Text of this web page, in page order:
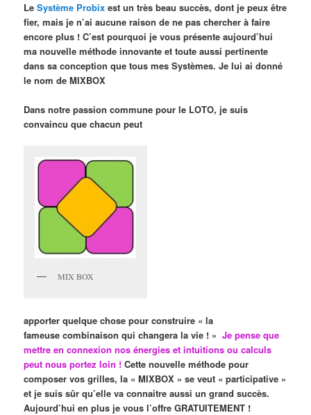
LeSystème Probix est un très beau succès, dont je peux être
fier, mais je n’ai aucune raison de ne pas chercher à faire
encore plus ! C’est pourquoi je vous présente aujourd’hui
ma nouvelle méthode innovante et toute aussi pertinente
dans sa conception que tous mes Systèmes. Je lui ai donné
le nom de MIXBOX
Dans notre passion commune pour le LOTO, je suis
convaincu que chacun peut
MIX BOX
apporter quelque chose pour construire « la
fameuse combinaison qui changera la vie ! »Je pense que
mettre en connexion nos énergies et intuitions ou calculs
peut nous portez loin ! Cette nouvelle méthode pour
composer vos grilles, la « MIXBOX » se veut « participative »
et je suis sûr qu’elle va connaitre aussi un grand succès.
Aujourd’hui en plus je vous l’offre GRATUITEMENT !